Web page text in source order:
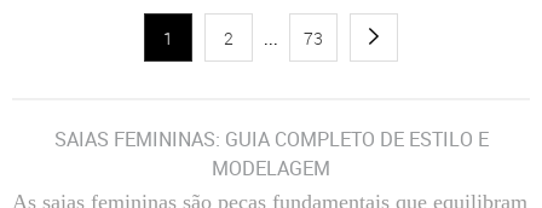
1 2 ... 73
SAIAS FEMININAS: GUIA COMPLETO DE ESTILO E
MODELAGEM
As saias femininas são peças fundamentais que equilibram